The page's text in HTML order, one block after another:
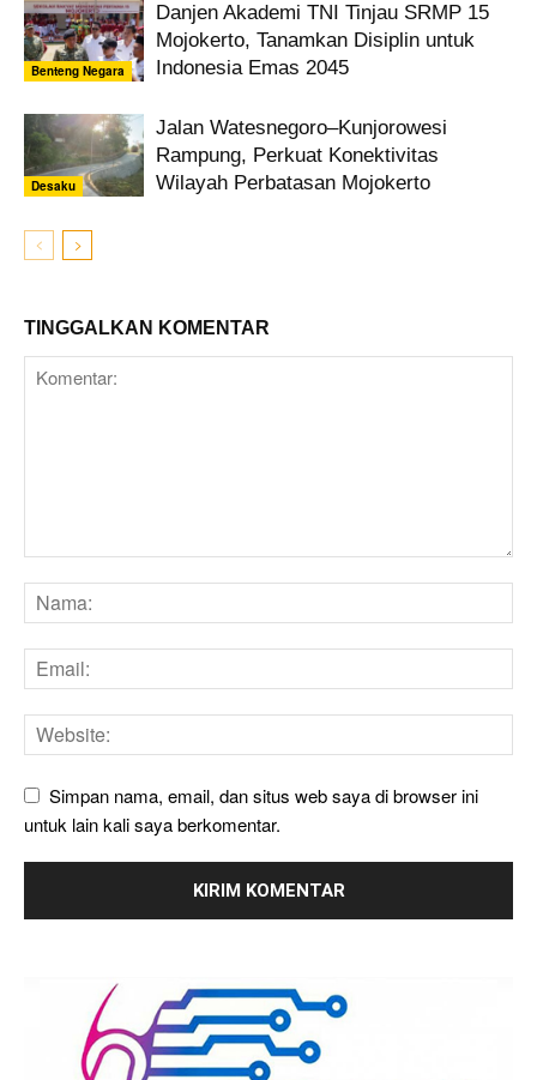
Benteng Negara
Danjen Akademi TNI Tinjau SRMP 15
Mojokerto, Tanamkan Disiplin untuk
Indonesia Emas 2045
Desaku
Jalan Watesnegoro–Kunjorowesi
Rampung, Perkuat Konektivitas
Wilayah Perbatasan Mojokerto
TINGGALKAN KOMENTAR
Simpan nama, email, dan situs web saya di browser ini
untuk lain kali saya berkomentar.